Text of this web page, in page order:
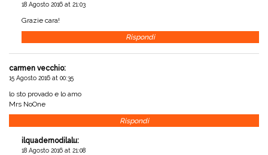
18 Agosto 2016 at 21:03
Grazie cara!
Rispondi
carmen vecchio:
15 Agosto 2016 at 00:35
lo sto provado e lo amo
Mrs NoOne
Rispondi
ilquadernodilalu:
18 Agosto 2016 at 21:08